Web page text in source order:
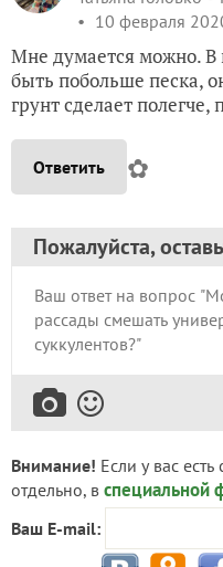
10 февраля
Мне думается можно. В
быть побольше песка,
грунт сделает
Ответить ✿
Пожалуйста,
Внимание! Если у вас
отдельно, в специальной
Ваш E-mail: